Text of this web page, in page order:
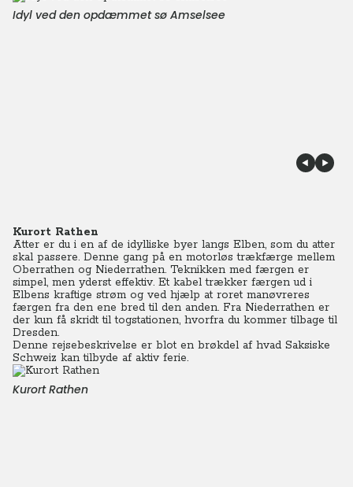
Idyl ved den opdæmmet sø Amselsee
Kurort Rathen
Atter er du i en af de idylliske byer langs Elben, som du atter
skal passere. Denne gang på en motorløs trækfærge mellem
Oberrathen og Niederrathen. Teknikken med færgen er
simpel, men yderst effektiv. Et kabel trækker færgen ud i
Elbens kraftige strøm og ved hjælp at roret manøvreres
færgen fra den ene bred til den anden. Fra Niederrathen er
der kun få skridt til togstationen, hvorfra du kommer tilbage til
Dresden.
Denne rejsebeskrivelse er blot en brøkdel af hvad Saksiske
Schweiz kan tilbyde af aktiv ferie.
Kurort Rathen